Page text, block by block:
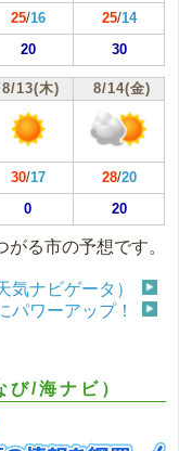
25/16 25/14
20 30
8/13(木) 8/14(金)
30/17 28/20
0 20
がる市の予想です。
気ナビゲータ）
パワーアップ！
び/海ナビ）